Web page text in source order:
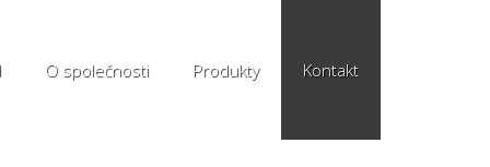
O společnosti Produkty Kontakt